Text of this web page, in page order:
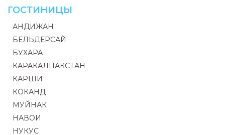
ГОСТИНИЦЫ
АНДИЖАН
БЕЛЬДЕРСАЙ
БУХАРА
КАРАКАЛПАКСТАН
КАРШИ
КОКАНД
МУЙНАК
НАВОИ
НУКУС